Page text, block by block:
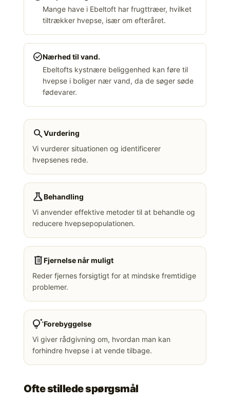
Mange have i Ebeltoft har frugttræer, hvilket
tiltrækker hvepse, især om efteråret.
check_circleNærhed til vand.
Ebeltofts kystnære beliggenhed kan føre til
hvepse i boliger nær vand, da de søger søde
fødevarer.
searchVurdering
Vi vurderer situationen og identificerer
hvepsenes rede.
scienceBehandling
Vi anvender effektive metoder til at behandle og
reducere hvepsepopulationen.
deleteFjernelse når muligt
Reder fjernes forsigtigt for at mindske fremtidige
problemer.
tips_and_updatesForebyggelse
Vi giver rådgivning om, hvordan man kan
forhindre hvepse i at vende tilbage.
Ofte stillede spørgsmål